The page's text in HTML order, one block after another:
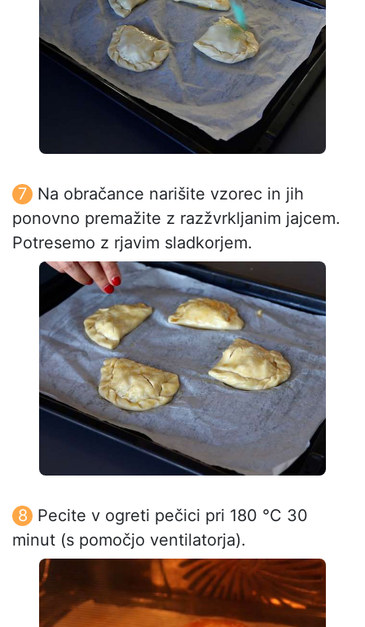
Na obračance narišite vzorec in jih
ponovno premažite z razžvrkljanim jajcem.
Potresemo z rjavim sladkorjem.
Pecite v ogreti pečici pri 180 °C 30
minut (s pomočjo ventilatorja).